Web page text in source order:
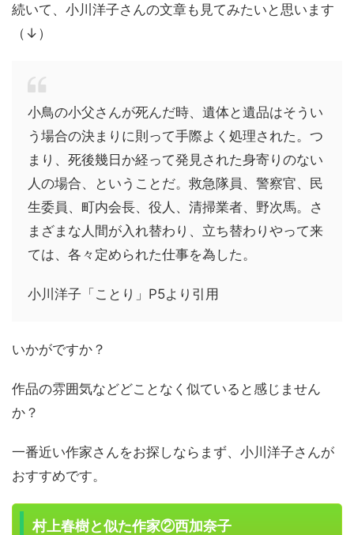
続いて、小川洋子さんの文章も見てみたいと思います
（↓）
小鳥の小父さんが死んだ時、遺体と遺品はそうい
う場合の決まりに則って手際よく処理された。つ
まり、死後幾日か経って発見された身寄りのない
人の場合、ということだ。救急隊員、警察官、民
生委員、町内会長、役人、清掃業者、野次馬。さ
まざまな人間が入れ替わり、立ち替わりやって来
ては、各々定められた仕事を為した。
小川洋子「ことり」P5より引用
いかがですか？
作品の雰囲気などどことなく似ていると感じません
か？
一番近い作家さんをお探しならまず、小川洋子さんが
おすすめです。
村上春樹と似た作家②西加奈子